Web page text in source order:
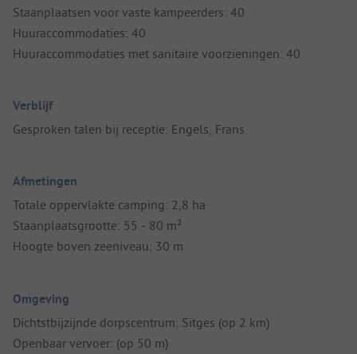
Staanplaatsen voor vaste kampeerders: 40
Huuraccommodaties: 40
Huuraccommodaties met sanitaire voorzieningen: 40
Verblijf
Gesproken talen bij receptie: Engels, Frans
Afmetingen
Totale oppervlakte camping: 2,8 ha
Staanplaatsgrootte: 55 - 80 m²
Hoogte boven zeeniveau: 30 m
Omgeving
Dichtstbijzijnde dorpscentrum: Sitges (op 2 km)
Openbaar vervoer: (op 50 m)